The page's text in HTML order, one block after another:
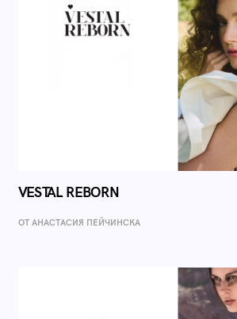
VESTAL REBORN
ОТ AНАСТАСИЯ ПЕЙЧИНСКА